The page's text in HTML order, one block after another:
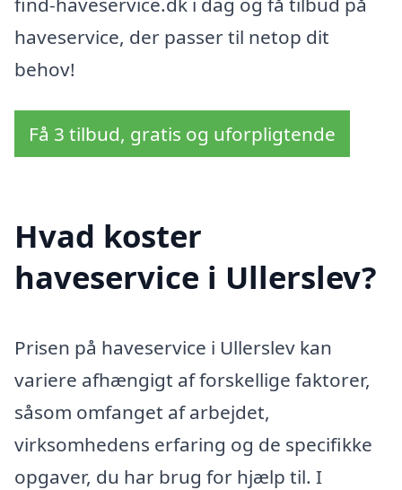
haveservice, der passer til netop dit
behov!
Få 3 tilbud, gratis og uforpligtende
Hvad koster
haveservice i Ullerslev?
Prisen på haveservice i Ullerslev kan
variere afhængigt af forskellige faktorer,
såsom omfanget af arbejdet,
virksomhedens erfaring og de specifikke
opgaver, du har brug for hjælp til. I